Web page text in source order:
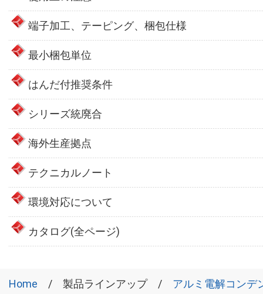
端子加工、テーピング、梱包仕様
最小梱包単位
はんだ付推奨条件
シリーズ統廃合
海外生産拠点
テクニカルノート
環境対応について
カタログ(全ページ)
Home 製品ラインアップ アルミ電解コンデ